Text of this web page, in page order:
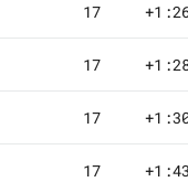
17
17
17
17